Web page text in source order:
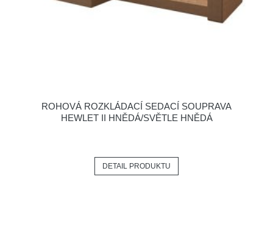
ROHOVÁ ROZKLÁDACÍ SEDACÍ SOUPRAVA
HEWLET II HNĚDÁ/SVĚTLE HNĚDÁ
DETAIL PRODUKTU